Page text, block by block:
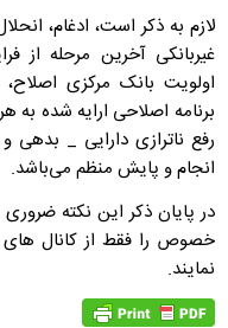
لازم به ذکر است، ادغام،
غیربانکی آخرین مرحله از
اولویت بانک مرکزی
برنامه اصلاحی ارایه شده به
رفع ناترازی دارایی _
انجام و پایش منظم می‌باشد.
در پایان ذکر این نکته
خصوص را فقط از کانال های
نمایند.